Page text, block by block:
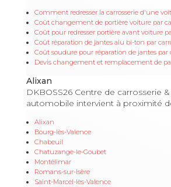
Comment redresser la carrosserie d'une
Coût changement de portière voiture par
Coût pour redresser portière avant voiture
Coût réparation de jantes alu bi-ton par
Coût soudure pour réparation de jantes par
Devis changement et remplacement de
Alixan
DKBOSS26 Centre de carrosserie
automobile intervient à proximité
Alixan
Bourg-lès-Valence
Chabeuil
Chatuzange-le-Goubet
Montélimar
Romans-sur-Isère
Saint-Marcel-lès-Valence